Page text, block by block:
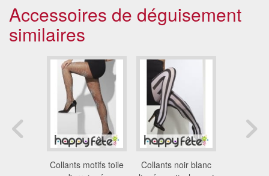
Accessoires de déguisement
similaires
Collants motifs toile
Collants noir blanc